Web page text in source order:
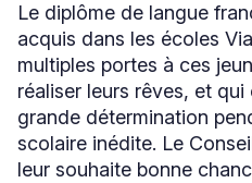
Le diplôme de langue
acquis dans les écoles
multiples portes à ces
réaliser leurs rêves, et qui
grande détermination
scolaire inédite. Le
leur souhaite bonne